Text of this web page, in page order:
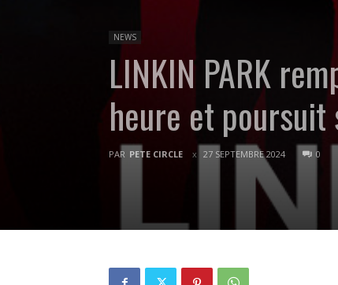
NEWS
LINKIN PARK
heure et
PAR PETE CIRCLE 27 SEPTEMBRE 2024 0